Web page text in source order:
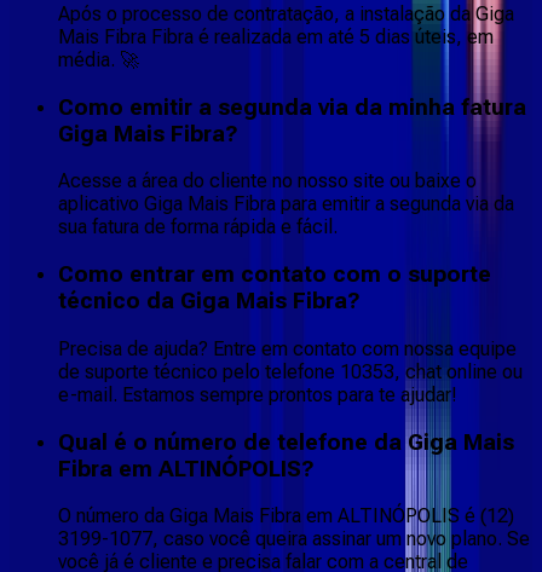
Após o processo de contratação, a instalação da Giga
Mais Fibra Fibra é realizada em até 5 dias úteis, em
média. 🚀
Como emitir a segunda via da minha fatura
Giga Mais Fibra?
Acesse a área do cliente no nosso site ou baixe o
aplicativo Giga Mais Fibra para emitir a segunda via da
sua fatura de forma rápida e fácil.
Como entrar em contato com o suporte
técnico da Giga Mais Fibra?
Precisa de ajuda? Entre em contato com nossa equipe
de suporte técnico pelo telefone 10353, chat online ou
e-mail. Estamos sempre prontos para te ajudar!
Qual é o número de telefone da Giga Mais
Fibra em ALTINÓPOLIS?
O número da Giga Mais Fibra em ALTINÓPOLIS é (12)
3199-1077, caso você queira assinar um novo plano. Se
você já é cliente e precisa falar com a central de